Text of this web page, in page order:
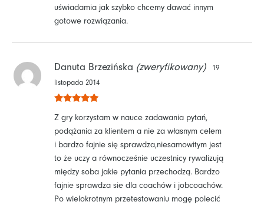
uświadamia jak szybko chcemy dawać innym
gotowe rozwiązania.
na 5
Danuta Brzezińska (zweryfikowany)
19
listopada 2014
Z gry korzystam w nauce zadawania pytań,
podążania za klientem a nie za własnym celem
i bardzo fajnie się sprawdza,niesamowitym jest
to że uczy a równocześnie uczestnicy rywalizują
między soba jakie pytania przechodzą. Bardzo
fajnie sprawdza sie dla coachów i jobcoachów.
Po wielokrotnym przetestowaniu mogę polecić